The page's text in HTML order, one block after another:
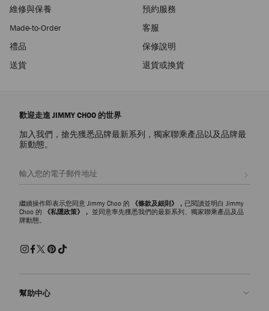
維修與保養
預約服務
Made-to-Order
客服
禮品
保修說明
送貨
退貨或換貨
歡迎走進 JIMMY CHOO 的世界
加入我們，搶先獲悉品牌最新系列，獨家聯乘產品以及品牌最
新動態。
繼續操作即表示您同意 Jimmy Choo 的 《條款及細則》， 已閱讀並明白 Jimmy
Choo 的
《私隱政策》， 並同意率先獲悉我們的最新系列、獨家聯乘產品及品
牌動態。
幫助中心